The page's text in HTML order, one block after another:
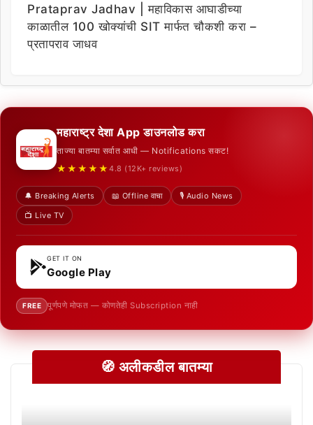
Prataprav Jadhav | महाविकास आघाडीच्या
काळातील 100 खोक्यांची SIT मार्फत चौकशी करा –
प्रतापराव जाधव
महाराष्ट्र देशा App डाउनलोड करा
ताज्या बातम्या सर्वात आधी — Notifications सकट!
★★★★★ 4.8 (12K+ reviews)
🔔 Breaking Alerts 📖 Offline वाचा
🎙️ Audio News
📺 Live TV
GET IT ON
Google Play
FREE पूर्णपणे मोफत — कोणतेही Subscription नाही
🧭 अलीकडील बातम्या